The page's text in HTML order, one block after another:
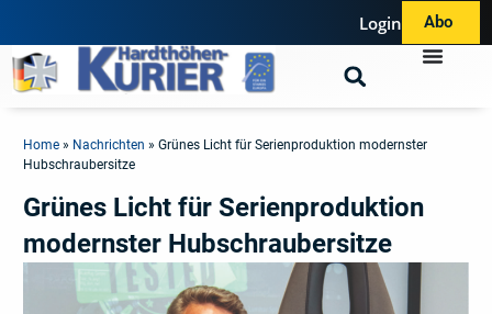
Login Abo
Home » Nachrichten »Grünes Licht für Serienproduktion modernster
Hubschraubersitze
Grünes Licht für Serienproduktion
modernster Hubschraubersitze